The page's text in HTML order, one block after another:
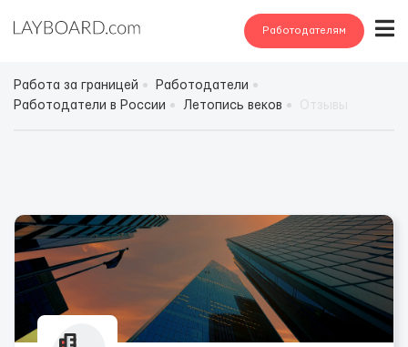
Работодателям
Работа за границей
Работодатели
Работодатели в России
Летопись веков